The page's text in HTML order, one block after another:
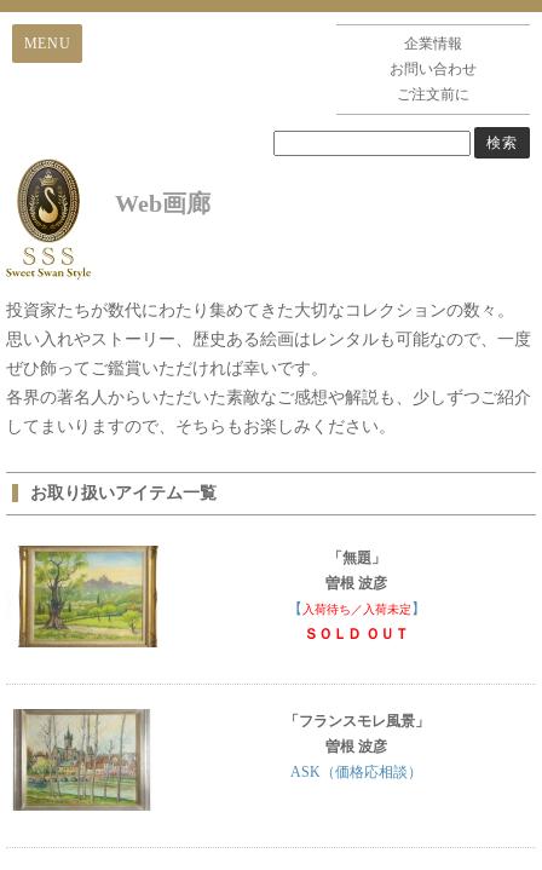
企業情報
お問い合わせ
ご注文前に
Web画廊
投資家たちが数代にわたり集めてきた大切なコレクションの数々。
思い入れやストーリー、歴史ある絵画はレンタルも可能なので、一度
ぜひ飾ってご鑑賞いただければ幸いです。
各界の著名人からいただいた素敵なご感想や解説も、少しずつご紹介
してまいりますので、そちらもお楽しみください。
お取り扱いアイテム一覧
「無題」
曽根 波彦
【 入荷待ち／入荷未定 】
ＳＯＬＤ ＯＵＴ
「フランスモレ風景」
曽根 波彦
ASK（価格応相談）